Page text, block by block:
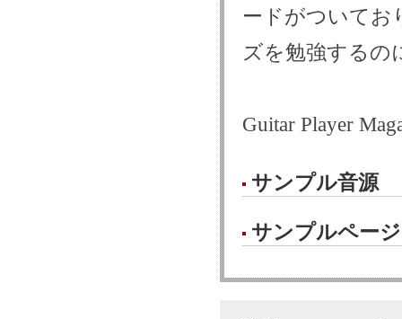
ードがついてお
ズを勉強するの
Guitar Player
サンプル音源
サンプルページ